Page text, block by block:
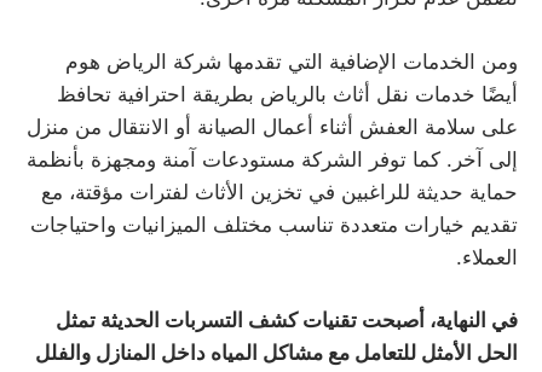
ومن الخدمات الإضافية التي تقدمها شركة الرياض هوم
أيضًا خدمات نقل أثاث بالرياض بطريقة احترافية تحافظ
على سلامة العفش أثناء أعمال الصيانة أو الانتقال من منزل
إلى آخر. كما توفر الشركة مستودعات آمنة ومجهزة بأنظمة
حماية حديثة للراغبين في تخزين الأثاث لفترات مؤقتة، مع
تقديم خيارات متعددة تناسب مختلف الميزانيات واحتياجات
العملاء.
في النهاية، أصبحت تقنيات كشف التسربات الحديثة تمثل
الحل الأمثل للتعامل مع مشاكل المياه داخل المنازل والفلل